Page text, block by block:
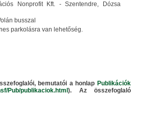
Nonprofit Kft. - Szentendre, Dózsa
busszal
parkolásra van lehetőség.
bemutatói a honlap Publikációk
Pub/publikaciok.html). Az összefoglaló